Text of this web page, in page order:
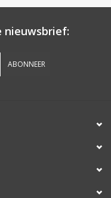
nieuwsbrief:
ABONNEER